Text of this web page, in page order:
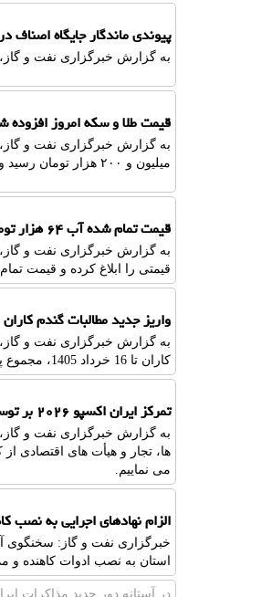
پیوندی ماندگار جایگاه اصناف
به گزارش خبرگزاری نفت و گاز،
قیمت طلا و سکه امروز افزوده شد سکه 166 میلیون و 200
میلیون و ۲۰۰ هزار تومان رسید و بهای هر گرم طلای ۱۸ عیار هم به ۱۶ میلیون و ۴۰۲ هزار تومان افزایش پیدا کرد.
قیمت تمام شده آب ۶۴ هزار تومان
به گزارش خبرگزاری نفت و
قیمتی را ابلاغ کرده و قیمت تمام شده آب را ۶۴ هزار
واریز جدید مطالبات گندم کاران ۹ و یک دهم همت به حساب کشاورزان واریز شد
کاران تا 16 خرداد 1405، مجموع پرداختی ها به کشاورزان به 50.1 همت رسید.
تمرکز ایران اکسپو ۲۰۲۶ بر توسعه هم رسانی تجاری و صادراتی
ها، تجار و هیأت های اقتصادی
می نماییم.
الزام نهادهای اجرایی به
خبرگزاری نفت و گاز: سخنگوی
استان به نصب ادوات کاهنده و
در آستانه دور جدید مذاكرات